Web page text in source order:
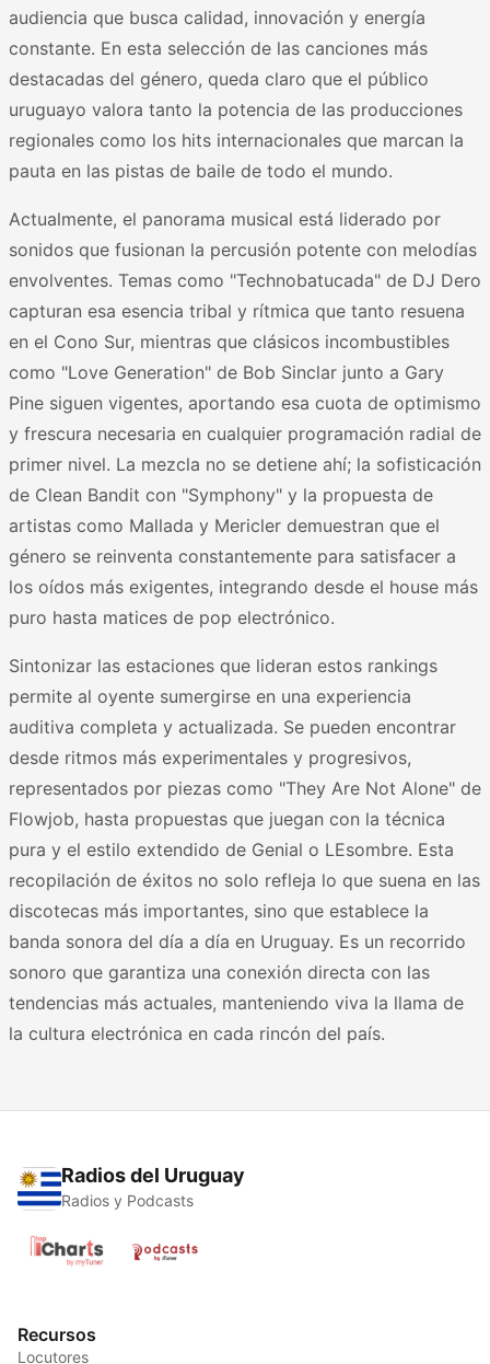
audiencia que busca calidad, innovación y energía
constante. En esta selección de las canciones más
destacadas del género, queda claro que el público
uruguayo valora tanto la potencia de las producciones
regionales como los hits internacionales que marcan la
pauta en las pistas de baile de todo el mundo.
Actualmente, el panorama musical está liderado por
sonidos que fusionan la percusión potente con melodías
envolventes. Temas como "Technobatucada" de DJ Dero
capturan esa esencia tribal y rítmica que tanto resuena
en el Cono Sur, mientras que clásicos incombustibles
como "Love Generation" de Bob Sinclar junto a Gary
Pine siguen vigentes, aportando esa cuota de optimismo
y frescura necesaria en cualquier programación radial de
primer nivel. La mezcla no se detiene ahí; la sofisticación
de Clean Bandit con "Symphony" y la propuesta de
artistas como Mallada y Mericler demuestran que el
género se reinventa constantemente para satisfacer a
los oídos más exigentes, integrando desde el house más
puro hasta matices de pop electrónico.
Sintonizar las estaciones que lideran estos rankings
permite al oyente sumergirse en una experiencia
auditiva completa y actualizada. Se pueden encontrar
desde ritmos más experimentales y progresivos,
representados por piezas como "They Are Not Alone" de
Flowjob, hasta propuestas que juegan con la técnica
pura y el estilo extendido de Genial o LEsombre. Esta
recopilación de éxitos no solo refleja lo que suena en las
discotecas más importantes, sino que establece la
banda sonora del día a día en Uruguay. Es un recorrido
sonoro que garantiza una conexión directa con las
tendencias más actuales, manteniendo viva la llama de
la cultura electrónica en cada rincón del país.
Radios del Uruguay
Radios y Podcasts
Recursos
Locutores